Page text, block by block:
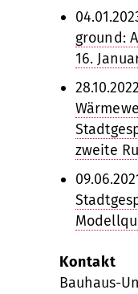
ground:
16.
28.10.2022
zweite
Kontakt
Bauhaus-